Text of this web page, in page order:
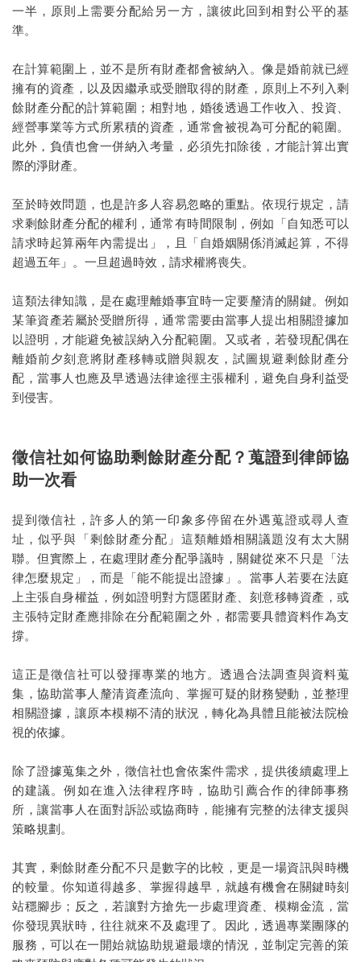
一半，原則上需要分配給另一方，讓彼此回到相對公平的基
準。
在計算範圍上，並不是所有財產都會被納入。像是婚前就已經
擁有的資產，以及因繼承或受贈取得的財產，原則上不列入剩
餘財產分配的計算範圍；相對地，婚後透過工作收入、投資、
經營事業等方式所累積的資產，通常會被視為可分配的範圍。
此外，負債也會一併納入考量，必須先扣除後，才能計算出實
際的淨財產。
至於時效問題，也是許多人容易忽略的重點。依現行規定，請
求剩餘財產分配的權利，通常有時間限制，例如「自知悉可以
請求時起算兩年內需提出」，且「自婚姻關係消滅起算，不得
超過五年」。一旦超過時效，請求權將喪失。
這類法律知識，是在處理離婚事宜時一定要釐清的關鍵。例如
某筆資產若屬於受贈所得，通常需要由當事人提出相關證據加
以證明，才能避免被誤納入分配範圍。又或者，若發現配偶在
離婚前夕刻意將財產移轉或贈與親友，試圖規避剩餘財產分
配，當事人也應及早透過法律途徑主張權利，避免自身利益受
到侵害。
徵信社如何協助剩餘財產分配？蒐證到律師協
助一次看
提到徵信社，許多人的第一印象多停留在外遇蒐證或尋人查
址，似乎與「剩餘財產分配」這類離婚相關議題沒有太大關
聯。但實際上，在處理財產分配爭議時，關鍵從來不只是「法
律怎麼規定」，而是「能不能提出證據」。當事人若要在法庭
上主張自身權益，例如證明對方隱匿財產、刻意移轉資產，或
主張特定財產應排除在分配範圍之外，都需要具體資料作為支
撐。
這正是徵信社可以發揮專業的地方。透過合法調查與資料蒐
集，協助當事人釐清資產流向、掌握可疑的財務變動，並整理
相關證據，讓原本模糊不清的狀況，轉化為具體且能被法院檢
視的依據。
除了證據蒐集之外，徵信社也會依案件需求，提供後續處理上
的建議。例如在進入法律程序時，協助引薦合作的律師事務
所，讓當事人在面對訴訟或協商時，能擁有完整的法律支援與
策略規劃。
其實，剩餘財產分配不只是數字的比較，更是一場資訊與時機
的較量。你知道得越多、掌握得越早，就越有機會在關鍵時刻
站穩腳步；反之，若讓對方搶先一步處理資產、模糊金流，當
你發現異狀時，往往就來不及處理了。因此，透過專業團隊的
服務，可以在一開始就協助規避最壞的情況，並制定完善的策